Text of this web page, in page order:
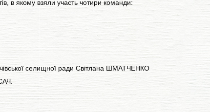
в якому взяли участь чотири команди:
селищної ради Світлана ШМАТЧЕНКО